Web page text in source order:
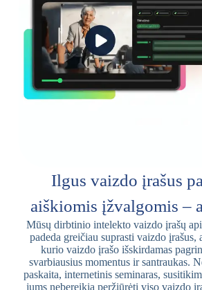
Ilgus vaizdo įrašus
aiškiomis įžvalgomis –
Mūsų dirbtinio intelekto vaizdo įrašų
padeda greičiau suprasti vaizdo įrašus,
kurio vaizdo įrašo išskirdamas
svarbiausius momentus ir santraukas.
paskaita, internetinis seminaras,
jums nebereikia peržiūrėti viso vaizdo